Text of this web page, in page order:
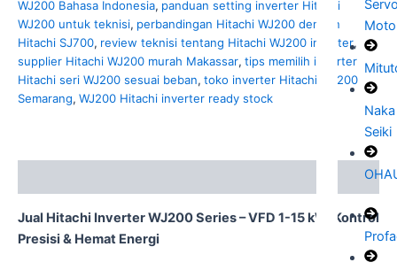
Naka
Seiki
WJ200 Bahasa Indonesia, panduan setting inverter Hitachi
WJ200 untuk teknisi, perbandingan Hitachi WJ200 dengan
Hitachi SJ700, review teknisi tentang Hitachi WJ200 inverter,
supplier Hitachi WJ200 murah Makassar, tips memilih inverter
Hitachi seri WJ200 sesuai beban, toko inverter Hitachi WJ200
Semarang, WJ200 Hitachi inverter ready stock
Jual Hitachi Inverter WJ200 Series – VFD 1-15 kW, Kontrol
Presisi & Hemat Energi